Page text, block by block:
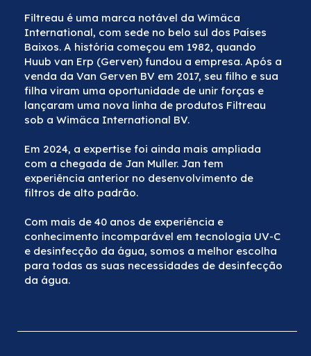
Filtreau é uma marca notável da Wimäca
International, com sede no belo sul dos Países
Baixos. A história começou em 1982, quando
Huub van Erp (Gerven) fundou a empresa. Após a
venda da Van Gerven BV em 2017, seu filho e sua
filha viram uma oportunidade de unir forças e
lançaram uma nova linha de produtos Filtreau
sob a Wimäca International BV.
Em 2024, a expertise foi ainda mais ampliada
com a chegada de Jan Muller. Jan tem
experiência anterior no desenvolvimento de
filtros de alto padrão.
Com mais de 40 anos de experiência e
conhecimento incomparável em tecnologia UV-C
e desinfecção da água, somos a melhor escolha
para todas as suas necessidades de desinfecção
da água.